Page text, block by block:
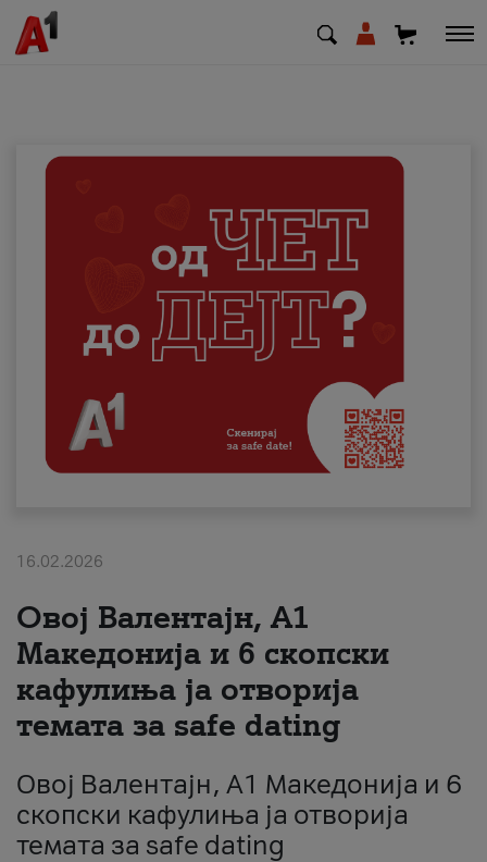
Деловни
Поддршка
Надополни кредит
Плати сметка
#ПодобарОнлајн
16.02.2026
Овој Валентајн, A1
Македонија и 6 скопски
кафулиња ја отворија
темата за safe dating
Овој Валентајн, A1 Македонија и 6
скопски кафулиња ја отворија
темата за safe dating